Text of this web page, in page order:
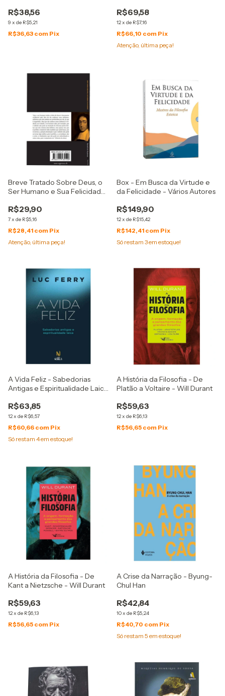
R$38,56
9 x de R$5,21
R$36,63 com Pix
R$69,58
12x de R$7,16
R$66,10 com Pix
Atenção, última peça!
Breve Tratado Sobre Deus, o
Ser Humano e Sua Felicidade
Espinosa
R$29,90
7x de R$5,16
R$28,41 com Pix
Atenção, última peça!
Box - Em Busca da Virtude e
da Felicidade - Vários Autores
R$149,90
12x de R$15,42
R$142,41 com Pix
Só restam 3em estoque!
A Vida Feliz - Sabedorias
Antigas e Espiritualidade Laica
R$63,85
12x de R$6,57
R$60,66 com Pix
Só restam 4em estoque!
A História da Filosofia - De
Platão a Voltaire - Will Durant
R$59,63
12x de R$6,13
R$56,65 com Pix
A História da Filosofia - De
Kant a Nietzsche - Will Durant
R$59,63
12x de R$6,13
R$56,65 com Pix
A Crise da Narração - Byung-
Chul Han
R$42,84
10x de R$5,24
R$40,70 com Pix
Só restam 5 em estoque!